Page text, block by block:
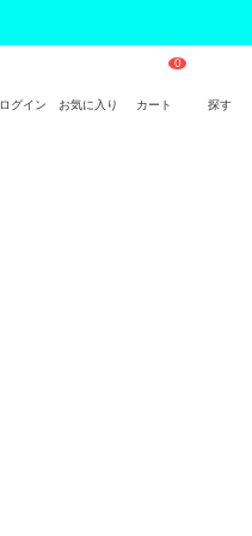
ログイン お気に入り カート 探す